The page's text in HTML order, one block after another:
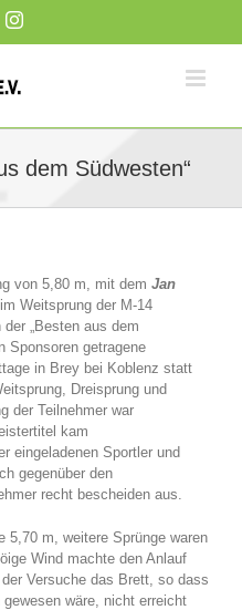
Instagram
dem Südwesten“
von 5,80 m, mit dem Jan
Weitsprung der M-14
„Besten aus dem
Sponsoren getragene
in Brey bei Koblenz statt
Dreisprung und
der Teilnehmer war
kam
eingeladenen Sportler und
gegenüber den
recht bescheiden aus.
5,70 m, weitere Sprünge waren
Wind machte den Anlauf
Versuche das Brett, so dass
wäre, nicht erreicht